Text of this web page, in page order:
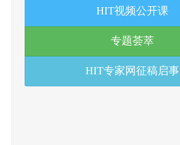
HIT视频公开课
专题荟萃
HIT专家网征稿启事